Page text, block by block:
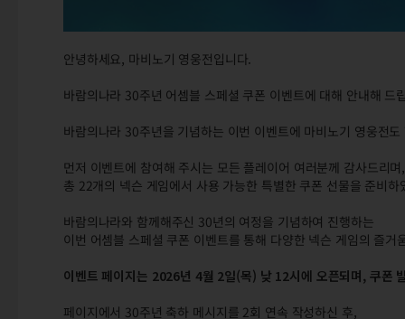
안녕하세요, 마비노기 영웅전입니다.
바람의나라 30주년 어셈블 스페셜 쿠폰 이벤트에 대해 안내해 드
바람의나라 30주년을 기념하는 이번 이벤트에 마비노기 영웅전
먼저 이벤트에 참여해 주시는 모든 플레이어 여러분께 감사드리며,
총 22개의 넥슨 게임에서 사용 가능한 특별한 쿠폰 선물을 준비하
바람의나라와 함께해주신 30년의 여정을 기념하여 진행하는
이번 어셈블 스페셜 쿠폰 이벤트를 통해 다양한 넥슨 게임의 즐거
이벤트 페이지는 2026년 4월 2일(목) 낮 12시에 오픈되며, 쿠폰
페이지에서 30주년 축하 메시지를 2회 연속 작성하신 후,